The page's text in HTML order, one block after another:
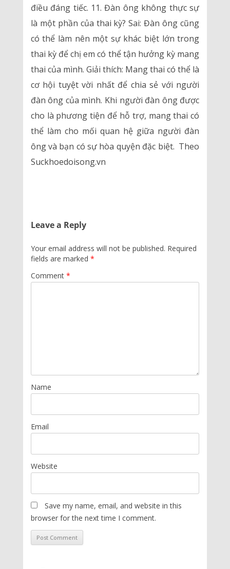
điều đáng tiếc. 11. Đàn ông không thực sự
là một phần của thai kỳ? Sai: Đàn ông cũng
có thể làm nên một sự khác biệt lớn trong
thai kỳ để chị em có thể tận hưởng kỳ mang
thai của mình. Giải thích: Mang thai có thể là
cơ hội tuyệt vời nhất để chia sẻ với người
đàn ông của mình. Khi người đàn ông được
cho là phương tiện để hỗ trợ, mang thai có
thể làm cho mối quan hệ giữa người đàn
ông và bạn có sự hòa quyện đặc biệt. Theo
Suckhoedoisong.vn
Leave a Reply
Your email address will not be published. Required
fields are marked *
Comment *
Name
Email
Website
Save my name, email, and website in this
browser for the next time I comment.